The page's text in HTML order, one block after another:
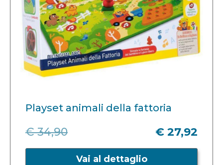
Playset animali della fattoria
€ 34,90 € 27,92
Vai al dettaglio